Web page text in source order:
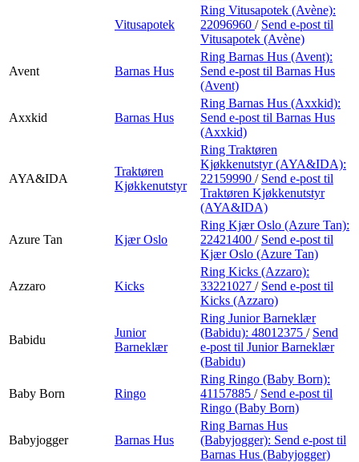
Vitusapotek
Ring Vitusapotek (Avène):
22096960 / Send e-post til
Vitusapotek (Avène)
Avent Barnas Hus
Ring Barnas Hus (Avent):
Send e-post til Barnas Hus
(Avent)
Axxkid Barnas Hus
Ring Barnas Hus (Axxkid):
Send e-post til Barnas Hus
(Axxkid)
AYA&IDA
Traktøren
Kjøkkenutstyr
Ring Traktøren
Kjøkkenutstyr (AYA&IDA):
22159990 / Send e-post til
Traktøren Kjøkkenutstyr
(AYA&IDA)
Azure Tan Kjær Oslo
Ring Kjær Oslo (Azure Tan):
22421400 / Send e-post til
Kjær Oslo (Azure Tan)
Azzaro Kicks
Ring Kicks (Azzaro):
33221027 / Send e-post til
Kicks (Azzaro)
Babidu
Junior
Barneklær
Ring Junior Barneklær
(Babidu): 48012375 / Send
e-post til Junior Barneklær
(Babidu)
Baby Born Ringo
Ring Ringo (Baby Born):
41157885 / Send e-post til
Ringo (Baby Born)
Babyjogger Barnas Hus
Ring Barnas Hus
(Babyjogger): Send e-post til
Barnas Hus (Babyjogger)